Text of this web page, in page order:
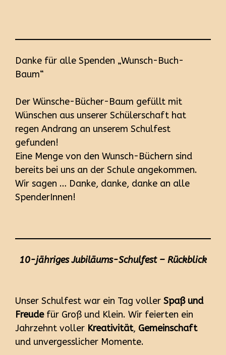
Danke für alle Spenden „Wunsch-Buch-
Baum“
Der Wünsche-Bücher-Baum gefüllt mit
Wünschen aus unserer Schülerschaft hat
regen Andrang an unserem Schulfest
gefunden!
Eine Menge von den Wunsch-Büchern sind
bereits bei uns an der Schule angekommen.
Wir sagen … Danke, danke, danke an alle
SpenderInnen!
10-jähriges Jubiläums-Schulfest – Rückblick
Unser Schulfest war ein Tag voller Spaß und
Freudefür Groß und Klein. Wir feierten ein
Jahrzehnt voller Kreativität, Gemeinschaft
und unvergesslicher Momente.